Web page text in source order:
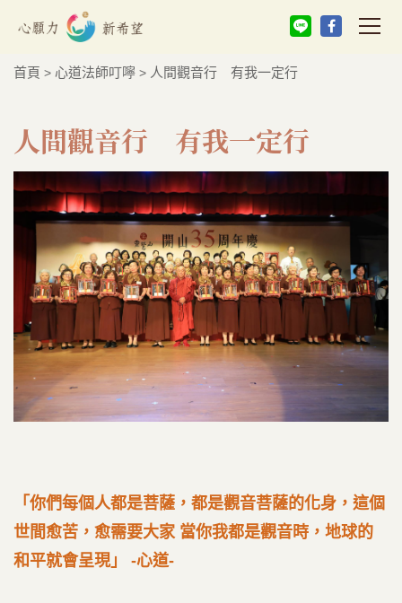
首頁 > 心道法師叮嚀 > 人間觀音行 有我一定行
人間觀音行 有我一定行
「你們每個人都是菩薩，都是觀音菩薩的化身，這個
世間愈苦，愈需要大家 當你我都是觀音時，地球的
和平就會呈現」 -心道-